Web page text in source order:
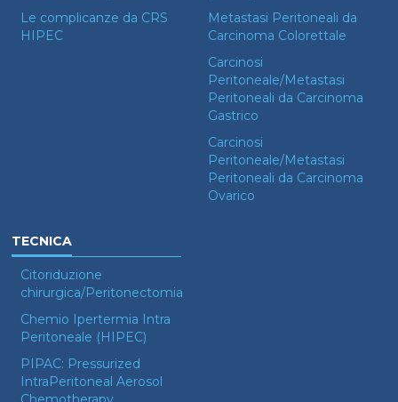
Le complicanze da CRS
HIPEC
Metastasi Peritoneali da
Carcinoma Colorettale
Carcinosi
Peritoneale/Metastasi
Peritoneali da Carcinoma
Gastrico
Carcinosi
Peritoneale/Metastasi
Peritoneali da Carcinoma
Ovarico
TECNICA
Citoriduzione
chirurgica/Peritonectomia
Chemio Ipertermia Intra
Peritoneale (HIPEC)
PIPAC: Pressurized
IntraPeritoneal Aerosol